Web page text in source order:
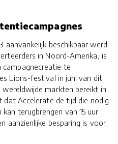
aanvankelijk beschikbaar werd
in Noord-Amerika, is
te
Lions-festival in juni van dit
markten bereikt in
dat Accelerate de tijd die nodig
terugbrengen van 15 uur
aanzienlijke besparing is voor